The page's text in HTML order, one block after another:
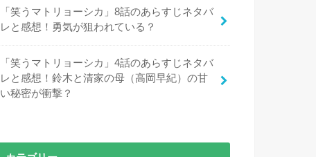
「笑うマトリョーシカ」8話のあらすじネタバ
レと感想！勇気が狙われている？
「笑うマトリョーシカ」4話のあらすじネタバ
レと感想！鈴木と清家の母（高岡早紀）の甘
い秘密が衝撃？